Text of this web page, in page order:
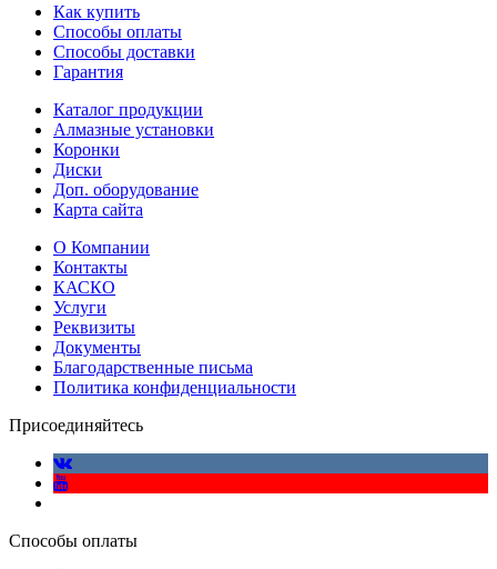
Как купить
Способы оплаты
Способы доставки
Гарантия
Каталог продукции
Алмазные установки
Коронки
Диски
Доп. оборудование
Карта сайта
О Компании
Контакты
КАСКО
Услуги
Реквизиты
Документы
Благодарственные письма
Политика конфиденциальности
Присоединяйтесь
Способы оплаты